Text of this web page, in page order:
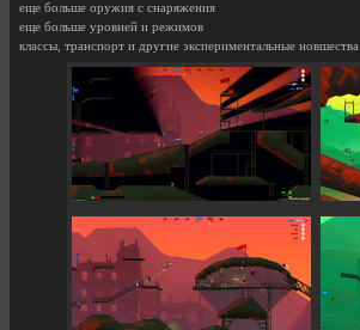
еще больше оружия с снаряжения
еще больше уровней и режимов
классы, транспорт и другие экспериментальные новшества